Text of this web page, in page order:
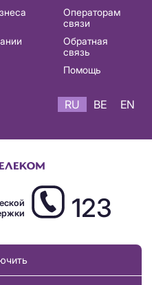
Операторам
связи
Обратная
связь
Помощь
RU BE EN
123